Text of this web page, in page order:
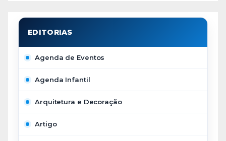
Agenda de Eventos
Agenda Infantil
Arquitetura e Decoração
Artigo